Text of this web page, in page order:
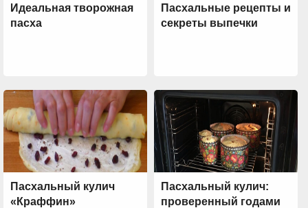
Идеальная творожная
пасха
Пасхальные рецепты и
секреты выпечки
Пасхальный кулич
«Краффин»
Пасхальный кулич:
проверенный годами